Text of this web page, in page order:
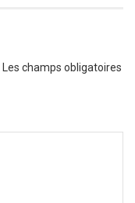
Les champs obligatoires